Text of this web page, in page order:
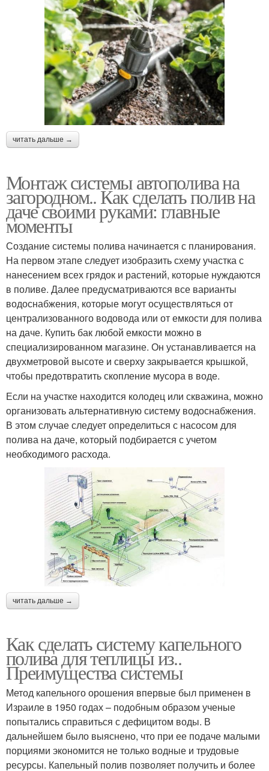
читать дальше →
Монтаж системы автополива на
загородном.. Как сделать полив на
даче своими руками: главные
моменты
Создание системы полива начинается с планирования.
На первом этапе следует изобразить схему участка с
нанесением всех грядок и растений, которые нуждаются
в поливе. Далее предусматриваются все варианты
водоснабжения, которые могут осуществляться от
централизованного водовода или от емкости для полива
на даче. Купить бак любой емкости можно в
специализированном магазине. Он устанавливается на
двухметровой высоте и сверху закрывается крышкой,
чтобы предотвратить скопление мусора в воде.
Если на участке находится колодец или скважина, можно
организовать альтернативную систему водоснабжения.
В этом случае следует определиться с насосом для
полива на даче, который подбирается с учетом
необходимого расхода.
читать дальше →
Как сделать систему капельного
полива для теплицы из..
Преимущества системы
Метод капельного орошения впервые был применен в
Израиле в 1950 годах – подобным образом ученые
попытались справиться с дефицитом воды. В
дальнейшем было выяснено, что при ее подаче малыми
порциями экономится не только водные и трудовые
ресурсы. Капельный полив позволяет получить и более